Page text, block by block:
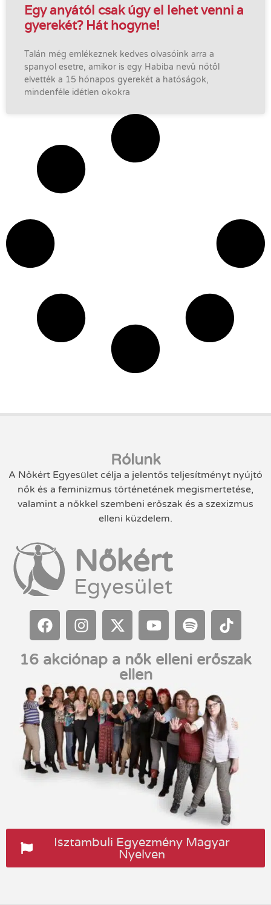
Egy anyától csak úgy el lehet venni a
gyerekét? Hát hogyne!
Talán még emlékeznek kedves olvasóink arra a
spanyol esetre, amikor is egy Habiba nevű nőtől
elvették a 15 hónapos gyerekét a hatóságok,
mindenféle idétlen okokra
Rólunk
A Nőkért Egyesület célja a jelentős teljesítményt nyújtó
nők és a feminizmus történetének megismertetése,
valamint a nőkkel szembeni erőszak és a szexizmus
elleni küzdelem.
Nőkért
Egyesület
16 akciónap a nők elleni erőszak
ellen
Isztambuli Egyezmény Magyar
Nyelven